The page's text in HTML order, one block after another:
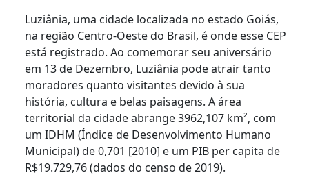
Luziânia, uma cidade localizada no estado Goiás,
na região Centro-Oeste do Brasil, é onde esse CEP
está registrado. Ao comemorar seu aniversário
em 13 de Dezembro, Luziânia pode atrair tanto
moradores quanto visitantes devido à sua
história, cultura e belas paisagens. A área
territorial da cidade abrange 3962,107 km², com
um IDHM (Índice de Desenvolvimento Humano
Municipal) de 0,701 [2010] e um PIB per capita de
R$19.729,76 (dados do censo de 2019).